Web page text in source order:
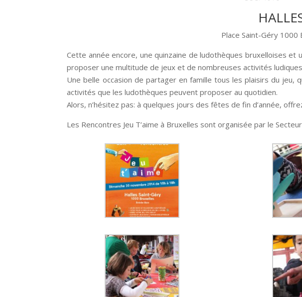
Place Saint-Géry
Cette année encore, une quinzaine de ludothèques bruxelloises et
proposer une multitude de jeux et de nombreuses activités
Une belle occasion de partager en famille tous les plaisirs du
activités que les ludothèques peuvent proposer au quotidien.
Alors, n’hésitez pas: à quelques jours des fêtes de fin d’année,
Les Rencontres Jeu T’aime à Bruxelles sont organisée par le